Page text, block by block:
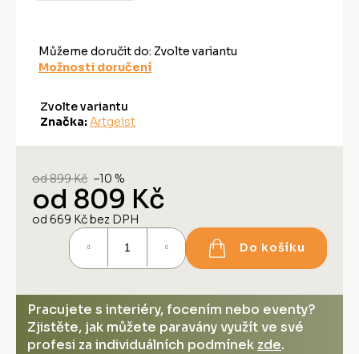
Můžeme doručit do: Zvolte variantu
Možnosti doručení
Zvolte variantu
Značka: Artgeist
od 899 Kč –10 %
od 809 Kč
od 669 Kčbez DPH
Do košíku
Pracujete s interiéry, focením nebo eventy?
Zjistěte, jak můžete paravány využít ve své
profesi za individuálních podmínek zde.